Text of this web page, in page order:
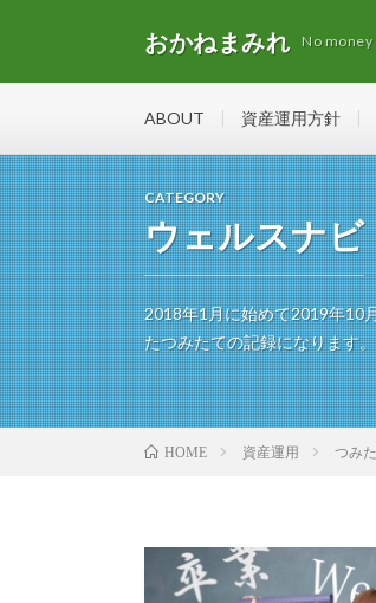
おかねまみれ No money
ABOUT 資産運用方針
CATEGORY
ウェルスナビ
2018年1月に始めて2019年10
たつみたての記録になります。
HOME 資産運用 つみ